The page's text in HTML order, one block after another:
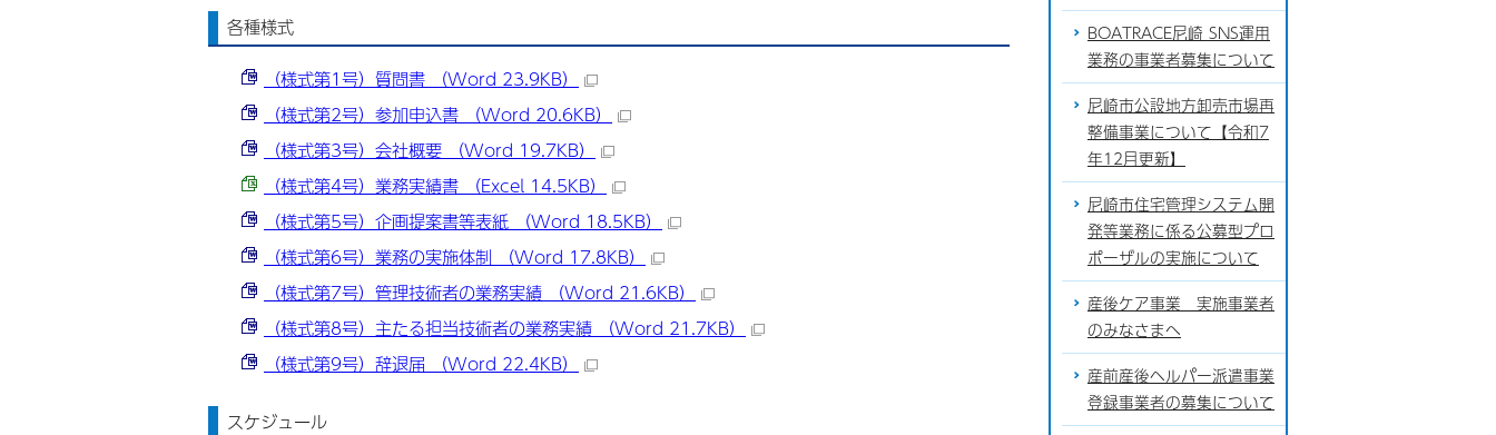
各種様式
（様式第1号）質問書 （Word 23.9KB）
（様式第2号）参加申込書 （Word 20.6KB）
（様式第3号）会社概要 （Word 19.7KB）
（様式第4号）業務実績書 （Excel 14.5KB）
（様式第5号）企画提案書等表紙 （Word 18.5KB）
（様式第6号）業務の実施体制 （Word 17.8KB）
（様式第7号）管理技術者の業務実績 （Word 21.6KB）
（様式第8号）主たる担当技術者の業務実績 （Word 21.7KB）
（様式第9号）辞退届 （Word 22.4KB）
スケジュール
BOATRACE尼崎 SNS運用
業務の事業者募集について
尼崎市公設地方卸売市場再
整備事業について【令和7
年12月更新】
尼崎市住宅管理システム開
発等業務に係る公募型プロ
ポーザルの実施について
産後ケア事業 実施事業者
のみなさまへ
産前産後ヘルパー派遣事業
登録事業者の募集について